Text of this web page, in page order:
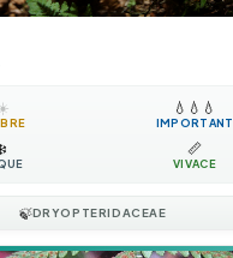
💧 💧 💧
IMPORTANT
📏
VIVACE
🍃DRYOPTERIDACEAE